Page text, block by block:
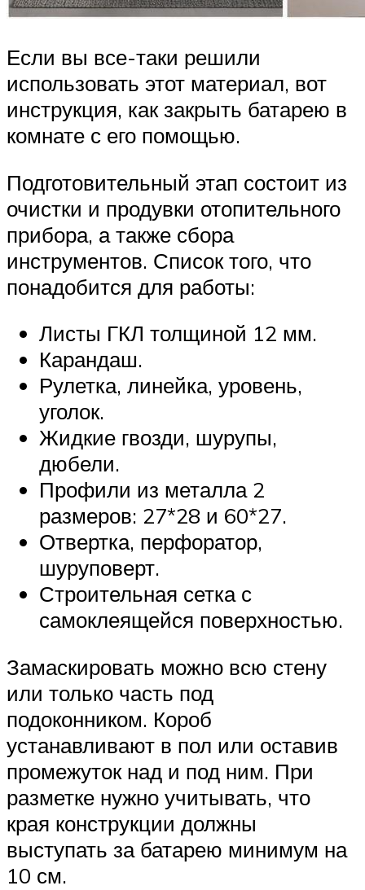
Если вы все-таки решили
использовать этот материал, вот
инструкция, как закрыть батарею в
комнате с его помощью.
Подготовительный этап состоит из
очистки и продувки отопительного
прибора, а также сбора
инструментов. Список того, что
понадобится для работы:
Листы ГКЛ толщиной 12 мм.
Карандаш.
Рулетка, линейка, уровень,
уголок.
Жидкие гвозди, шурупы,
дюбели.
Профили из металла 2
размеров: 27*28 и 60*27.
Отвертка, перфоратор,
шуруповерт.
Строительная сетка с
самоклеящейся поверхностью.
Замаскировать можно всю стену
или только часть под
подоконником. Короб
устанавливают в пол или оставив
промежуток над и под ним. При
разметке нужно учитывать, что
края конструкции должны
выступать за батарею минимум на
10 см.